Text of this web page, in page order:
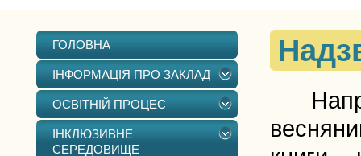
ГОЛОВНА
ІНФОРМАЦІЯ ПРО ЗАКЛАД
ОСВІТНІЙ ПРОЦЕС
ІНКЛЮЗИВНЕ
СЕРЕДОВИЩЕ